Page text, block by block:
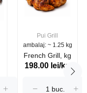
Pui Grill
ambalaj: ~ 1.25 kg
French Grill, kg
198.00 lei/kg